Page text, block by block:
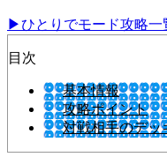
▶ひとりでモード攻略一
目次
基本情報
攻略ポイント
対戦相手のデッ